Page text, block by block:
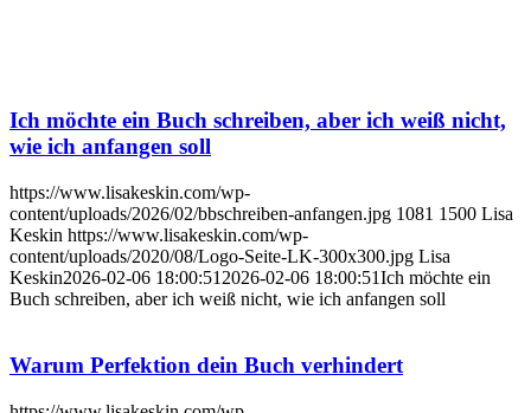
Ich möchte ein Buch schreiben, aber ich weiß nicht,
wie ich anfangen soll
https://www.lisakeskin.com/wp-
content/uploads/2026/02/bbschreiben-anfangen.jpg 1081 1500 Lisa
Keskin https://www.lisakeskin.com/wp-
content/uploads/2020/08/Logo-Seite-LK-300x300.jpg Lisa
Keskin2026-02-06 18:00:51 2026-02-06 18:00:51Ich möchte ein
Buch schreiben, aber ich weiß nicht, wie ich anfangen soll
Warum Perfektion dein Buch verhindert